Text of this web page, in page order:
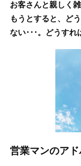
お客さんと親しく
もうとすると、ど
ない･･･。どうすれ
営業マンのア